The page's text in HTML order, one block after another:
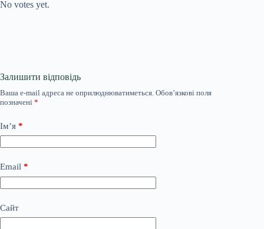
No votes yet.
Залишити відповідь
Ваша e-mail адреса не оприлюднюватиметься. Обов’язкові поля
позначені *
Ім’я *
Email *
Сайт